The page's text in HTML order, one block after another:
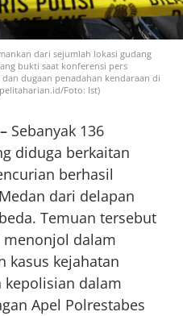
dari sejumlah lokasi gudang
bukti saat konferensi pers
dugaan penadahan kendaraan di
Foto: Ist)
Sebanyak 136
diduga berkaitan
berhasil
dari delapan
Temuan tersebut
dalam
kasus kejahatan
kepolisian dalam
Apel Polrestabes